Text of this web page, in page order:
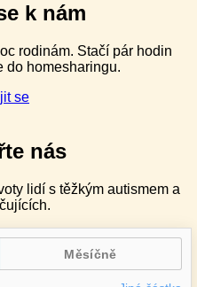
k nám
rodinám. Stačí pár hodin
do homesharingu.
se
nás
lidí s těžkým autismem a